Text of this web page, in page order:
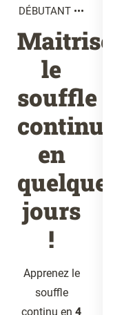
DÉBUTANT •••
le
souffle
continu
en
quelques
jours
!
Apprenez le
souffle
continu en4